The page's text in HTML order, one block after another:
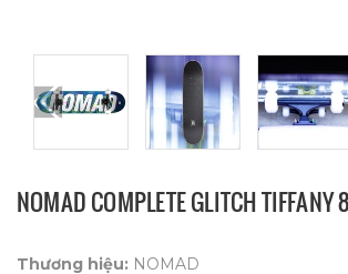
NOMAD COMPLETE GLITCH TIFFANY
Thương hiệu: NOMAD